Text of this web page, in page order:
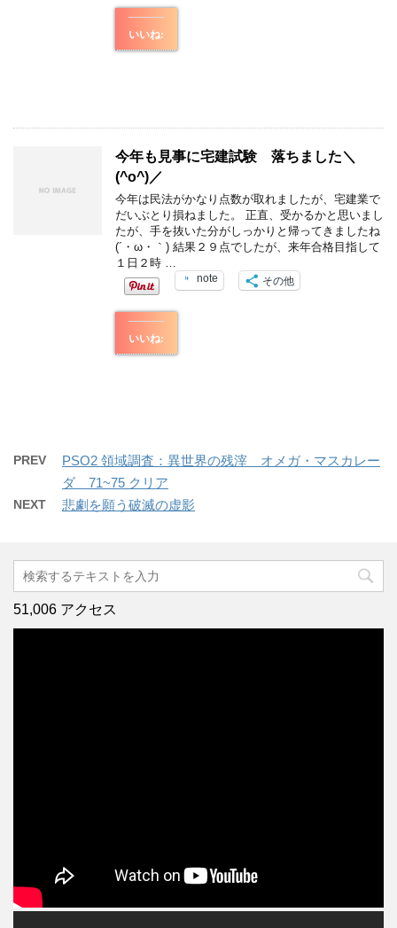
いいね:
今年も見事に宅建試験 落ちました＼
(^o^)／
今年は民法がかなり点数が取れましたが、宅建業で
だいぶとり損ねました。 正直、受かるかと思いまし
たが、手を抜いた分がしっかりと帰ってきましたね
(´・ω・｀) 結果２９点でしたが、来年合格目指して
１日２時 …
note その他
いいね:
PREV
PSO2 領域調査：異世界の残滓 オメガ・マスカレー
ダ 71~75 クリア
NEXT 悲劇を願う破滅の虚影
51,006 アクセス